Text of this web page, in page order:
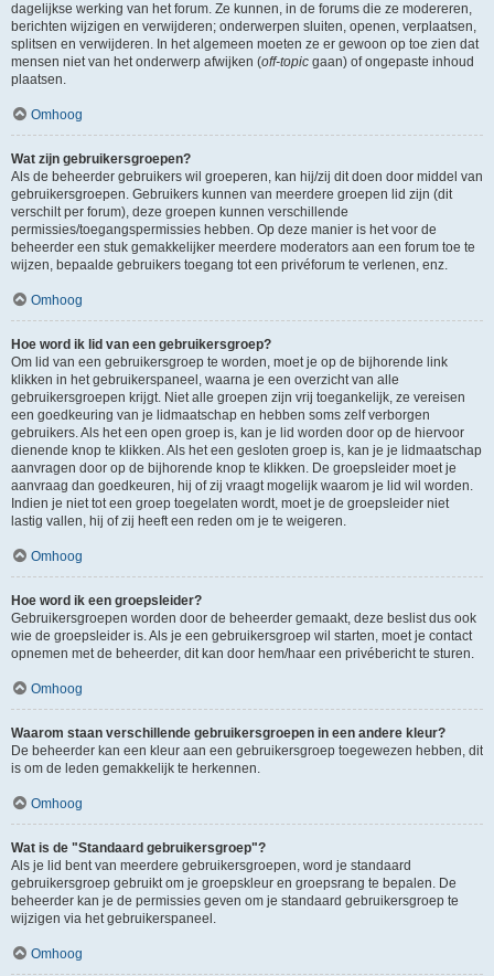
dagelijkse werking van het forum. Ze kunnen, in de forums die ze modereren,
berichten wijzigen en verwijderen; onderwerpen sluiten, openen, verplaatsen,
splitsen en verwijderen. In het algemeen moeten ze er gewoon op toe zien dat
mensen niet van het onderwerp afwijken (off-topic gaan) of ongepaste inhoud
plaatsen.
Omhoog
Wat zijn gebruikersgroepen?
Als de beheerder gebruikers wil groeperen, kan hij/zij dit doen door middel van
gebruikersgroepen. Gebruikers kunnen van meerdere groepen lid zijn (dit
verschilt per forum), deze groepen kunnen verschillende
permissies/toegangspermissies hebben. Op deze manier is het voor de
beheerder een stuk gemakkelijker meerdere moderators aan een forum toe te
wijzen, bepaalde gebruikers toegang tot een privéforum te verlenen, enz.
Omhoog
Hoe word ik lid van een gebruikersgroep?
Om lid van een gebruikersgroep te worden, moet je op de bijhorende link
klikken in het gebruikerspaneel, waarna je een overzicht van alle
gebruikersgroepen krijgt. Niet alle groepen zijn vrij toegankelijk, ze vereisen
een goedkeuring van je lidmaatschap en hebben soms zelf verborgen
gebruikers. Als het een open groep is, kan je lid worden door op de hiervoor
dienende knop te klikken. Als het een gesloten groep is, kan je je lidmaatschap
aanvragen door op de bijhorende knop te klikken. De groepsleider moet je
aanvraag dan goedkeuren, hij of zij vraagt mogelijk waarom je lid wil worden.
Indien je niet tot een groep toegelaten wordt, moet je de groepsleider niet
lastig vallen, hij of zij heeft een reden om je te weigeren.
Omhoog
Hoe word ik een groepsleider?
Gebruikersgroepen worden door de beheerder gemaakt, deze beslist dus ook
wie de groepsleider is. Als je een gebruikersgroep wil starten, moet je contact
opnemen met de beheerder, dit kan door hem/haar een privébericht te sturen.
Omhoog
Waarom staan verschillende gebruikersgroepen in een andere kleur?
De beheerder kan een kleur aan een gebruikersgroep toegewezen hebben, dit
is om de leden gemakkelijk te herkennen.
Omhoog
Wat is de "Standaard gebruikersgroep"?
Als je lid bent van meerdere gebruikersgroepen, word je standaard
gebruikersgroep gebruikt om je groepskleur en groepsrang te bepalen. De
beheerder kan je de permissies geven om je standaard gebruikersgroep te
wijzigen via het gebruikerspaneel.
Omhoog